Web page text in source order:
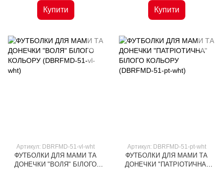
БЛАКИТНОЮ ВИШИВКОЮ
(DBRSK-30-ylwbl), льон
Купити Купити
Артикул: DBRFMD-51-vl-wht
ФУТБОЛКИ ДЛЯ МАМИ ТА
ДОНЕЧКИ "ВОЛЯ" БІЛОГО
Артикул: DBRFMD-51-pt-wht
ФУТБОЛКИ ДЛЯ МАМИ ТА
ДОНЕЧКИ "ПАТРІОТИЧНА"